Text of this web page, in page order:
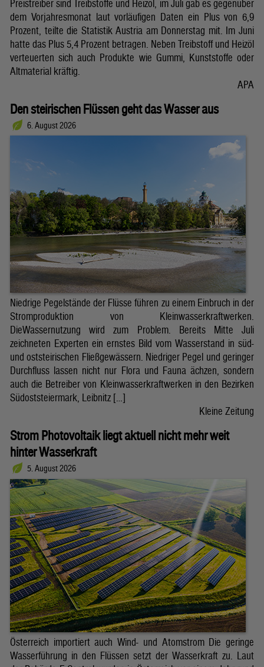
Preistreiber sind Treibstoffe und Heizöl, im Juli gab es gegenüber
dem Vorjahresmonat laut vorläufigen Daten ein Plus von 6,9
Prozent, teilte die Statistik Austria am Donnerstag mit. Im Juni
hatte das Plus 5,4 Prozent betragen. Neben Treibstoff und Heizöl
verteuerten sich auch Produkte wie Gummi, Kunststoffe oder
Altmaterial kräftig.
APA
Den steirischen Flüssen geht das Wasser aus
6. August 2026
Niedrige Pegelstände der Flüsse führen zu einem Einbruch in der
Stromproduktion von Kleinwasserkraftwerken.
DieWassernutzung wird zum Problem. Bereits Mitte Juli
zeichneten Experten ein ernstes Bild vom Wasserstand in süd-
und oststeirischen Fließgewässern. Niedriger Pegel und geringer
Durchfluss lassen nicht nur Flora und Fauna ächzen, sondern
auch die Betreiber von Kleinwasserkraftwerken in den Bezirken
Südoststeiermark, Leibnitz […]
Kleine Zeitung
Strom Photovoltaik liegt aktuell nicht mehr weit
hinter Wasserkraft
5. August 2026
Österreich importiert auch Wind- und Atomstrom Die geringe
Wasserführung in den Flüssen setzt der Wasserkraft zu. Laut